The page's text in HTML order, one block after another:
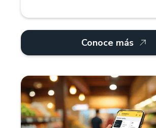
Conoce más